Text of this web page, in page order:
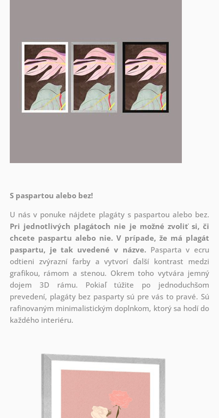
S paspartou alebo bez!
U nás v ponuke nájdete plagáty s paspartou alebo bez.
Pri jednotlivých plagátoch nie je možné zvoliť si, či
chcete paspartu alebo nie. V prípade, že má plagát
paspartu, je tak uvedené v názve.Pasparta v ecru
odtieni zvýrazní farby a vytvorí ďalší kontrast medzi
grafikou, rámom a stenou. Okrem toho vytvára jemný
dojem 3D rámu. Pokiaľ túžite po jednoduchšom
prevedení, plagáty bez pasparty sú pre vás to pravé. Sú
rafinovaným minimalistickým doplnkom, ktorý sa hodí do
každého interiéru.